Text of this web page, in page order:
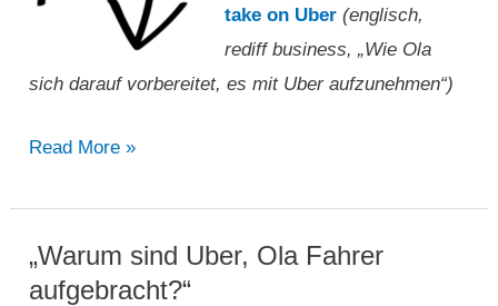
take on Uber (englisch,
rediff business, „Wie Ola
sich darauf vorbereitet, es mit Uber aufzunehmen“)
Wie
sich
darauf
vorbereitet,
Read More »
„Warum sind Uber, Ola Fahrer
aufgebracht?“